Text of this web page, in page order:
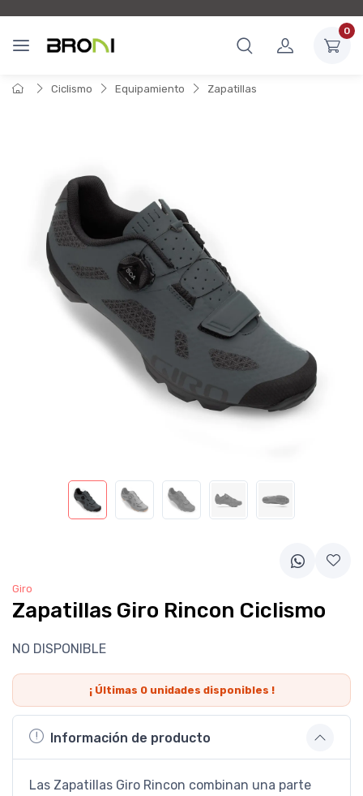
0
Ciclismo Equipamiento Zapatillas
Giro
Zapatillas Giro Rincon Ciclismo
NO DISPONIBLE
¡ Últimas 0unidades disponibles !
Información de producto
Las Zapatillas Giro Rincon combinan una parte